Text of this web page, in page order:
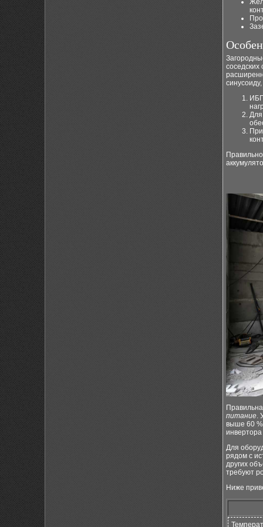
питание.
выше 60
инвертора
Для
рядом с
других
требуют
Ниже